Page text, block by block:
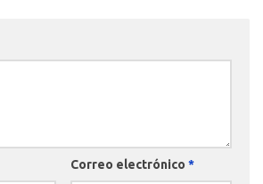
Correo electrónico *